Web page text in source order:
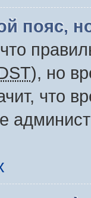
пояс,
), но
что